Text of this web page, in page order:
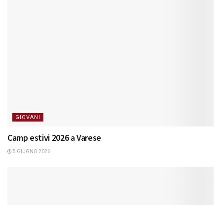
GIOVANI
Camp estivi 2026 a Varese
5 GIUGNO 2026